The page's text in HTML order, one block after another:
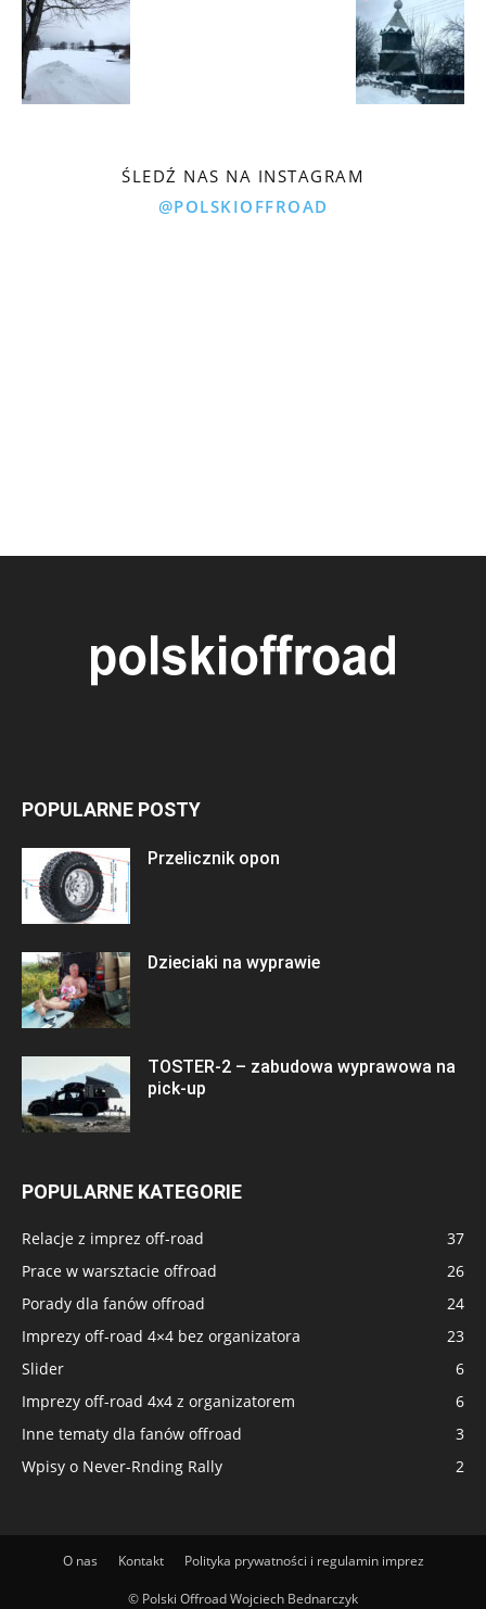
ŚLEDŹ NAS NA INSTAGRAM
@POLSKIOFFROAD
POPULARNE POSTY
Przelicznik opon
Dzieciaki na wyprawie
TOSTER-2 – zabudowa wyprawowa na
pick-up
POPULARNE KATEGORIE
Relacje z imprez off-road
37
Prace w warsztacie offroad
26
Porady dla fanów offroad
24
Imprezy off-road 4×4 bez organizatora
23
Slider
6
Imprezy off-road 4x4 z organizatorem
6
Inne tematy dla fanów offroad
3
Wpisy o Never-Rnding Rally
2
O nas Kontakt Polityka prywatności i regulamin imprez
© Polski Offroad Wojciech Bednarczyk